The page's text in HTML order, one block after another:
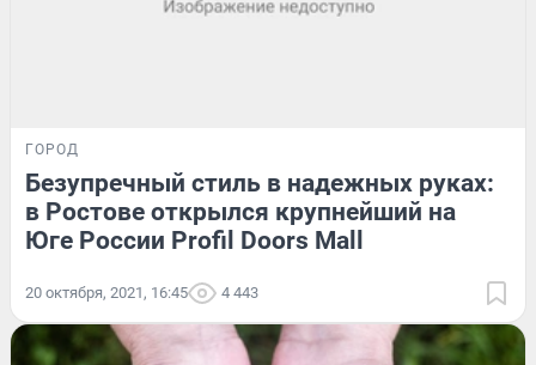
ГОРОД
Безупречный стиль в надежных руках:
в Ростове открылся крупнейший на
Юге России Profil Doors Mall
20 октября, 2021, 16:45 4 443